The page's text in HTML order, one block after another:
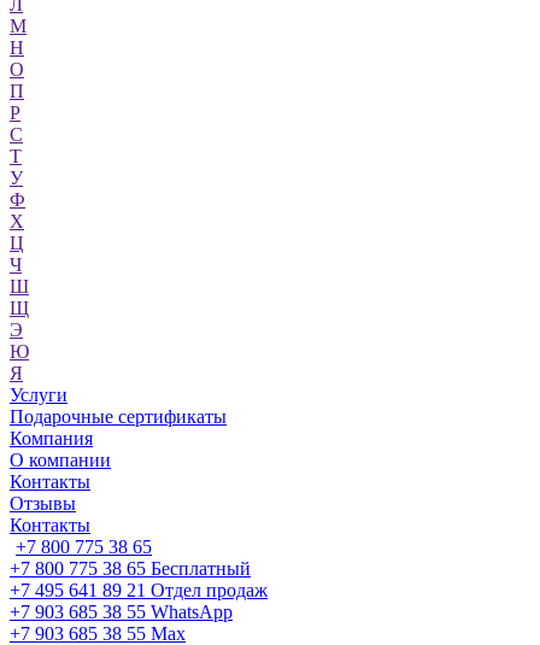
Л
М
Н
О
П
Р
С
Т
У
Ф
Х
Ц
Ч
Ш
Щ
Э
Ю
Я
Услуги
Подарочные сертификаты
Компания
О компании
Контакты
Отзывы
Контакты
+7 800 775 38 65
+7 800 775 38 65 Бесплатный
+7 495 641 89 21 Отдел продаж
+7 903 685 38 55 WhatsApp
+7 903 685 38 55 Max